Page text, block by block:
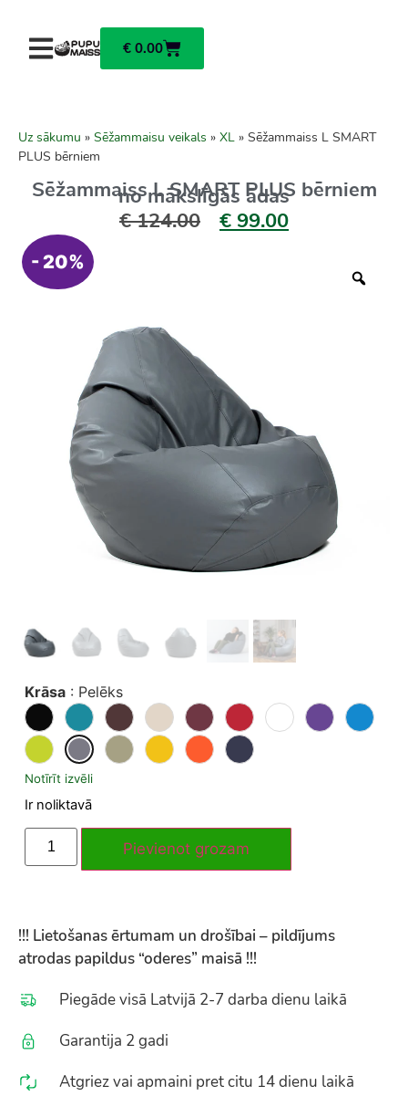
€ 0.00
Uz sākumu » Sēžammaisu veikals » XL » Sēžammaiss L SMART
PLUS bērniem
Sēžammaiss L SMART PLUS bērniem
no mākslīgās ādas
€124.00 € 99.00
- 20%
Krāsa : Pelēks
Notīrīt izvēli
Ir noliktavā
Pievienot grozam
!!! Lietošanas ērtumam un drošībai – pildījums
atrodas papildus “oderes” maisā !!!
Piegāde visā Latvijā 2-7 darba dienu laikā
Garantija 2 gadi
Atgriez vai apmaini pret citu 14 dienu laikā